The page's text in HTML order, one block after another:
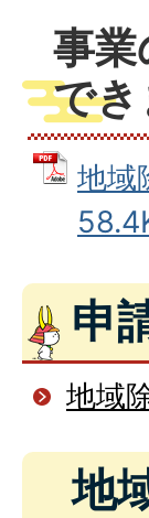
事
でき
地域
申
地域
地